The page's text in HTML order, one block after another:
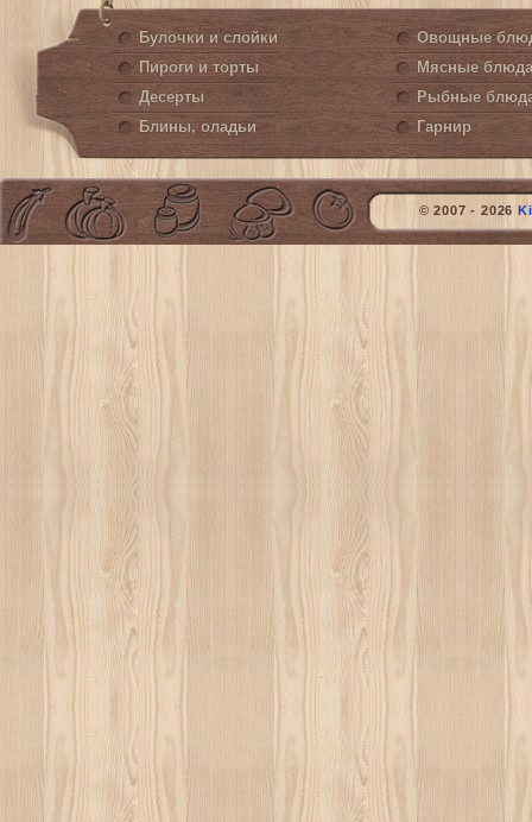
Булочки и слойки
Пироги и торты
Десерты
Блины, оладьи
Овощные
Мясные блюда
Рыбные
Гарнир
© 2007 - 2026